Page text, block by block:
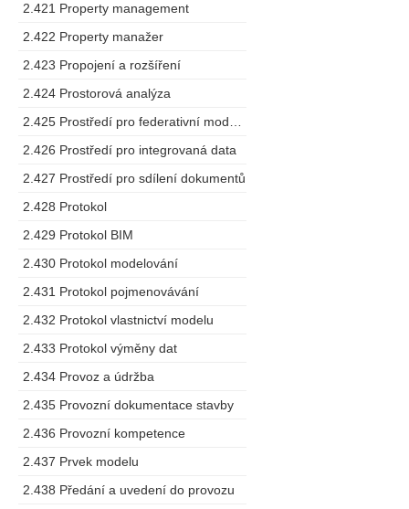
2.421 Property management
2.422 Property manažer
2.423 Propojení a rozšíření
2.424 Prostorová analýza
2.426 Prostředí pro integrovaná data
2.427 Prostředí pro sdílení dokumentů
2.428 Protokol
2.429 Protokol BIM
2.430 Protokol modelování
2.431 Protokol pojmenovávání
2.432 Protokol vlastnictví modelu
2.433 Protokol výměny dat
2.434 Provoz a údržba
2.435 Provozní dokumentace stavby
2.436 Provozní kompetence
2.437 Prvek modelu
2.438 Předání a uvedení do provozu